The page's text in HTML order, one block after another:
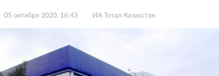
05 октября 2020, 16:43 ИА Тотал Казахстан